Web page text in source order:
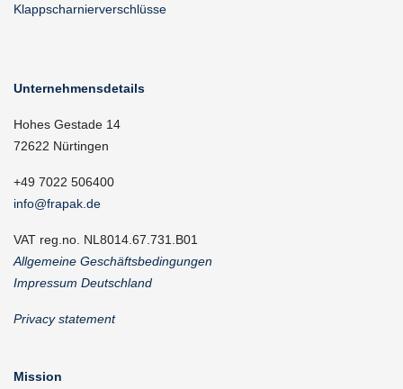
Klappscharnierverschlüsse
Unternehmensdetails
Hohes Gestade 14
72622 Nürtingen
+49 7022 506400
info@frapak.de
VAT reg.no. NL8014.67.731.B01
Allgemeine Geschäftsbedingungen
Impressum Deutschland
Privacy statement
Mission